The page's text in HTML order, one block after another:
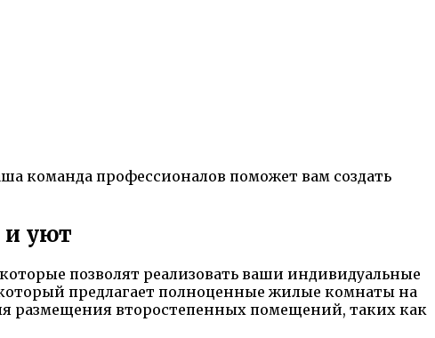
команда профессионалов поможет вам создать
и уют
позволят реализовать ваши индивидуальные
предлагает полноценные жилые комнаты на
размещения второстепенных помещений, таких как